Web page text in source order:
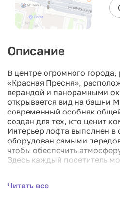
Описание
В центре огромного
«Красная Пресня»,
верандой и панорамными
открывается вид на башни
современный особняк
создан для тех, кто ценит
Интерьер лофта выполнен
оборудован самыми
чтобы обеспечить
Здесь каждый посетитель
открываются возможности
Читать все